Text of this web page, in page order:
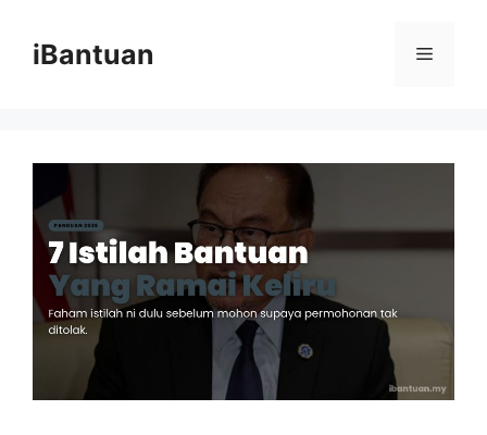
contentiBantuan Menu